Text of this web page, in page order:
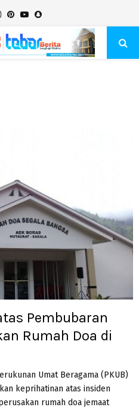
Instagram
Pinterest
YoutubeSnapchat
Pembubaran
Rumah Doa di
Umat Beragama (PKUB)
keprihatinan atas insiden
rumah doa jemaat